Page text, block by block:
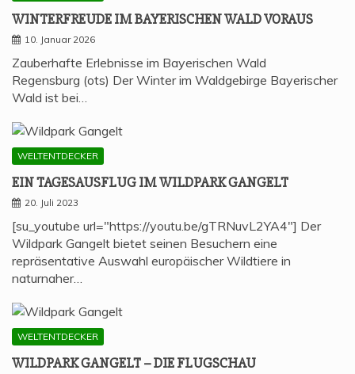
WIN­TER­FREU­DE IM BAYE­RI­SCHEN WALD VORAUS
10. Januar 2026
Zauberhafte Erlebnisse im Bayerischen Wald
Regensburg (ots) Der Winter im Waldgebirge Bayerischer
Wald ist bei…
WELTENTDECKER
EIN TAGES­AUS­FLUG IM WILD­PARK GANGELT
20. Juli 2023
[su_youtube url="https://youtu.be/gTRNuvL2YA4"] Der
Wildpark Gangelt bietet seinen Besuchern eine
repräsentative Auswahl europäischer Wildtiere in
naturnaher…
WELTENTDECKER
WILD­PARK GAN­GELT – DIE FLUGSCHAU